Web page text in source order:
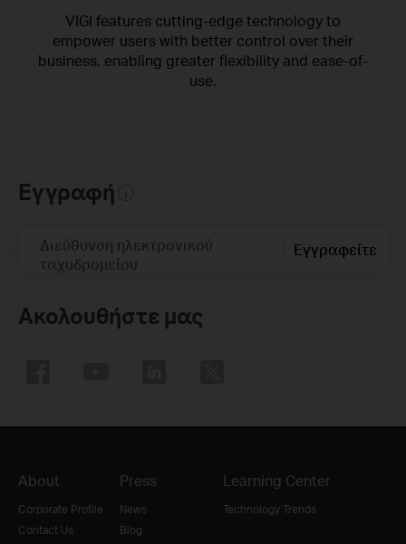
VIGI features cutting-edge technology to
empower users with better control over their
business, enabling greater flexibility and ease-of-
use.
Εγγραφή
Διεύθυνση ηλεκτρονικού
ταχυδρομείου
Εγγραφείτε
Ακολουθήστε μας
About
Corporate Profile
Contact Us
Press
News
Blog
Learning Center
Technology Trends